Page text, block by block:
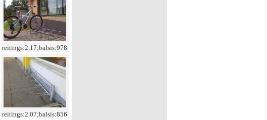
reitings:2.17;balsis:978
reitings:2.07;balsis:856